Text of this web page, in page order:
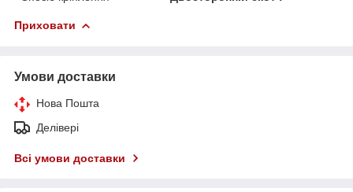
Приховати
Умови доставки
Нова Пошта
Делівері
Всі умови доставки